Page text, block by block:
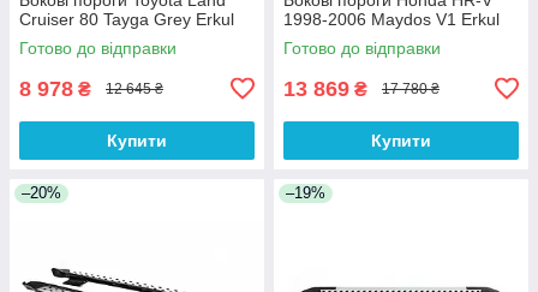
Cruiser 80 Tayga Grey Erkul
Готово до відправки
8 978 ₴ 12 645 ₴
Купити
1998-2006 Maydos V1 Erkul
Готово до відправки
13 869 ₴ 17 780 ₴
Купити
–20% –19%